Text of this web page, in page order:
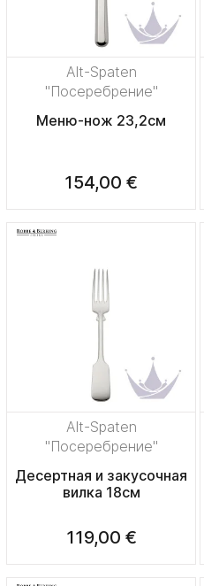
Alt-Spaten
"Посеребрение"
Меню-нож 23,2см
154,00 €
Alt-Spaten
"Посеребрение"
Десертная и закусочная
вилка 18см
119,00 €